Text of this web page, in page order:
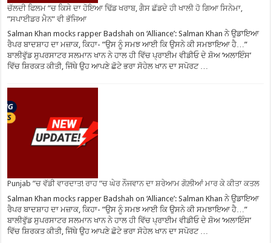
ਚੱਲਦੀ ਫਿਲਮ ”ਚ ਕਿਸੇ ਦਾ ਹੋਇਆ ਢਿੱਡ ਖਰਾਬ, ਗੈਸ ਛੱਡਦੇ ਹੀ ਖਾਲੀ ਹੋ ਗਿਆ ਸਿਨੇਮਾ,
”ਸਪਾਈਡਰ ਮੈਨ” ਵੀ ਭੱਜਿਆ
Salman Khan mocks rapper Badshah on ‘Alliance’: Salman Khan ਨੇ ਉਡਾਇਆ
ਰੈਪਰ ਬਾਦਸ਼ਾਹ ਦਾ ਮਜ਼ਾਕ, ਕਿਹਾ- ”ਉਸ ਨੂੰ ਸਮਝ ਆਈ ਕਿ ਉਸਨੇ ਕੀ ਸਮਝਾਇਆ ਹੈ…”
ਬਾਲੀਵੁੱਡ ਸੁਪਰਸਾਟਰ ਸਲਮਾਨ ਖਾਨ ਨੇ ਹਾਲ ਹੀ ਵਿੱਚ ਪ੍ਰਾਈਮ ਵੀਡੀਓ ਦੇ ਸ਼ੋਅ ‘ਅਲਾਇੰਸ’
ਵਿੱਚ ਸ਼ਿਰਕਤ ਕੀਤੀ, ਜਿੱਥੇ ਉਹ ਆਪਣੇ ਛੋਟੇ ਭਰਾ ਸੋਹੇਲ ਖਾਨ ਦਾ ਸਪੋਰਟ …
Punjab ”ਚ ਵੱਡੀ ਵਾਰਦਾਤ! ਰਾਹ ”ਚ ਘੇਰ ਨੌਜਵਾਨ ਦਾ ਸ਼ਰੇਆਮ ਗੋਲ਼ੀਆਂ ਮਾਰ ਕੇ ਕੀਤਾ ਕਤਲ
Salman Khan mocks rapper Badshah on ‘Alliance’: Salman Khan ਨੇ ਉਡਾਇਆ
ਰੈਪਰ ਬਾਦਸ਼ਾਹ ਦਾ ਮਜ਼ਾਕ, ਕਿਹਾ- ”ਉਸ ਨੂੰ ਸਮਝ ਆਈ ਕਿ ਉਸਨੇ ਕੀ ਸਮਝਾਇਆ ਹੈ…”
ਬਾਲੀਵੁੱਡ ਸੁਪਰਸਾਟਰ ਸਲਮਾਨ ਖਾਨ ਨੇ ਹਾਲ ਹੀ ਵਿੱਚ ਪ੍ਰਾਈਮ ਵੀਡੀਓ ਦੇ ਸ਼ੋਅ ‘ਅਲਾਇੰਸ’
ਵਿੱਚ ਸ਼ਿਰਕਤ ਕੀਤੀ, ਜਿੱਥੇ ਉਹ ਆਪਣੇ ਛੋਟੇ ਭਰਾ ਸੋਹੇਲ ਖਾਨ ਦਾ ਸਪੋਰਟ …